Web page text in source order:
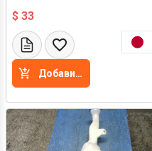
$ 33
Добавить в корзину